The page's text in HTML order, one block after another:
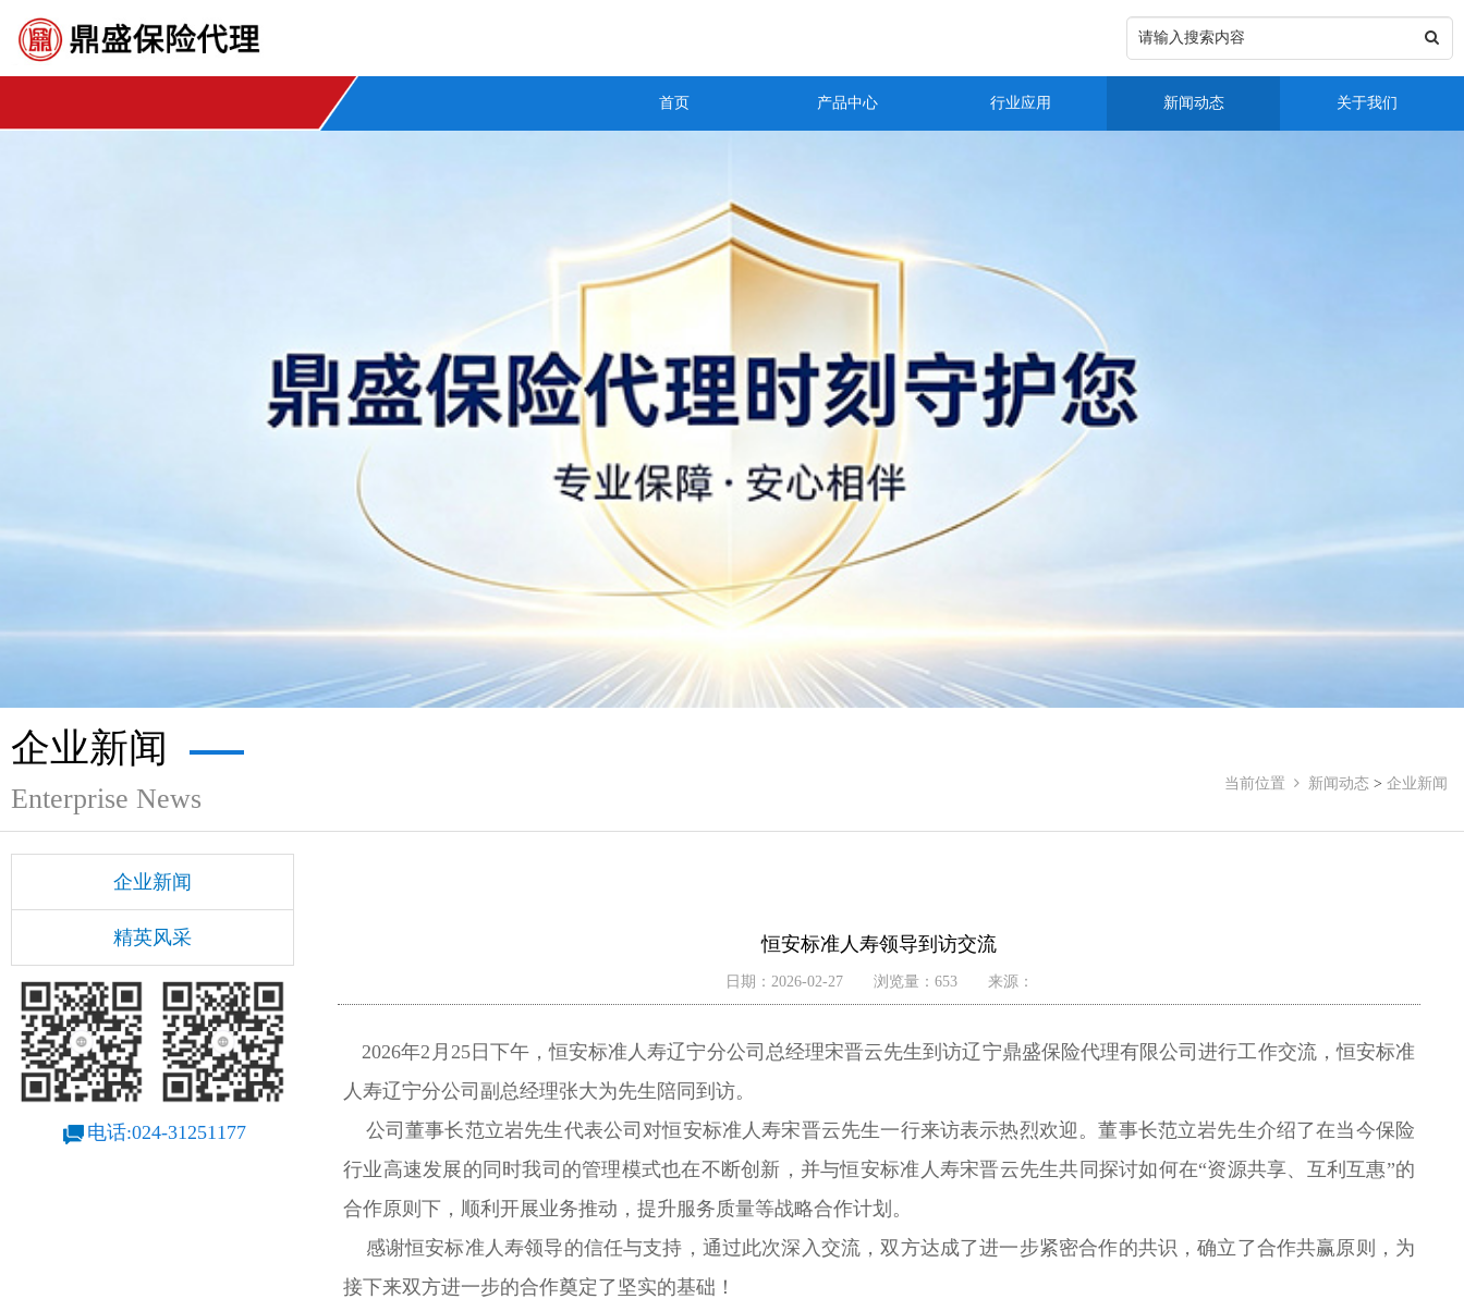
首页 产品中心 行业应用 新闻动态 关于我们
企业新闻
Enterprise News 当前位置 新闻动态 > 企业新闻
企业新闻
精英风采
电话:024-31251177
恒安标准人寿领导到访交流
日期：2026-02-27 浏览量：653 来源：
2026年2月25日下午，恒安标准人寿辽宁分公司总经理宋晋云先生到访辽宁鼎盛保险代理有限公司进行工作交流，恒安标准
人寿辽宁分公司副总经理张大为先生陪同到访。
公司董事长范立岩先生代表公司对恒安标准人寿宋晋云先生一行来访表示热烈欢迎。董事长范立岩先生介绍了在当今保险
行业高速发展的同时我司的管理模式也在不断创新，并与恒安标准人寿宋晋云先生共同探讨如何在“资源共享、互利互惠”的
合作原则下，顺利开展业务推动， 提升服务质量等战略合作计划。
感谢恒安标准人寿领导的信任与支持，通过此次深入交流，双方达成了进一步紧密合作的共识，确立了合作共赢原则，为
接下来双方进一步的合作奠定了坚实的基础！